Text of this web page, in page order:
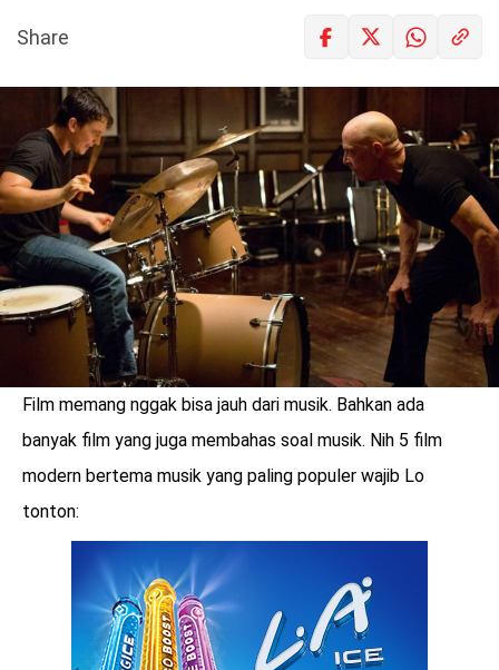
menarik
Share
Film memang nggak bisa jauh dari musik. Bahkan ada
banyak film yang juga membahas soal musik. Nih 5 film
modern bertema musik yang paling populer wajib Lo
tonton: